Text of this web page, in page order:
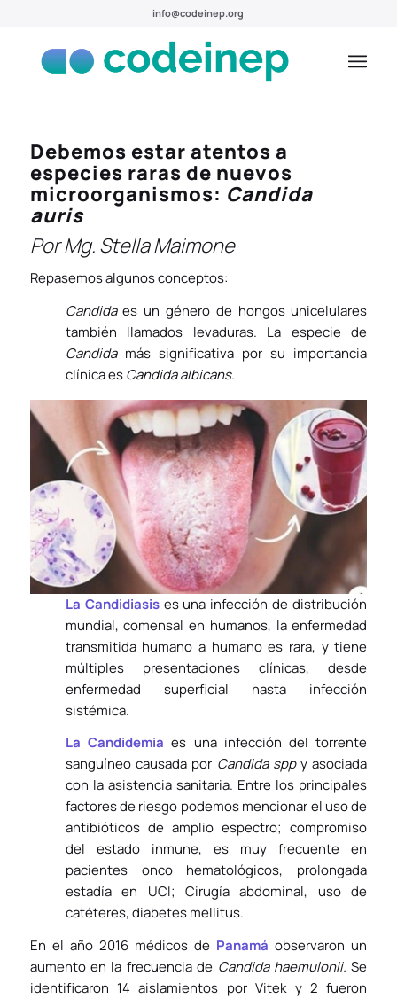
info@codeinep.org
Debemos estar atentos a
especies raras de nuevos
microorganismos: Candida
auris
Por Mg. Stella Maimone
Repasemos algunos conceptos:
Candidaes un género de hongos unicelulares
también llamados levaduras. La especie de
Candida más significativa por su importancia
clínica esCandida albicans.
La Candidiasises una infección de distribución
mundial, comensal en humanos, la enfermedad
transmitida humano a humano es rara, y tiene
múltiples presentaciones clínicas, desde
enfermedad superficial hasta infección
sistémica.
La Candidemia es una infección del torrente
sanguíneo causada por Candida sppy asociada
con la asistencia sanitaria. Entre los principales
factores de riesgo podemos mencionar el uso de
antibióticos de amplio espectro; compromiso
del estado inmune, es muy frecuente en
pacientes onco hematológicos, prolongada
estadía en UCI; Cirugía abdominal, uso de
catéteres, diabetes mellitus.
En el año 2016 médicos de Panamá observaron un
aumento en la frecuencia de Candida haemulonii.Se
identificaron 14 aislamientos por Vitek y 2 fueron